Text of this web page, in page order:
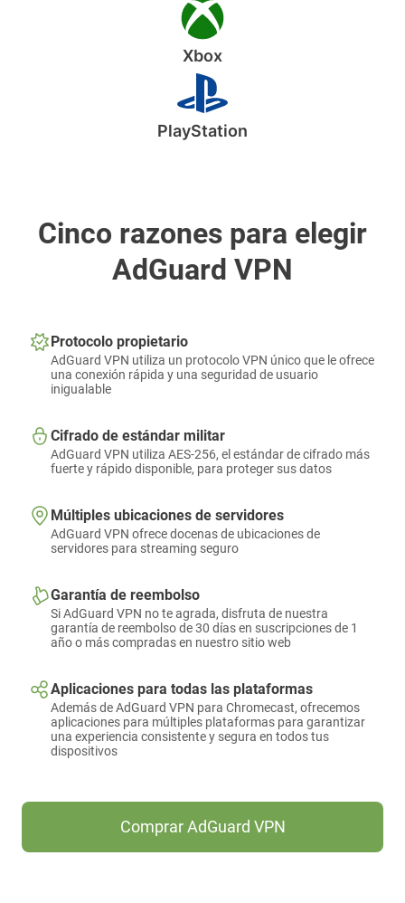
Xbox
PlayStation
Cinco razones para elegir
AdGuard VPN
Protocolo propietario
AdGuard VPN utiliza un protocolo VPN único que le ofrece
una conexión rápida y una seguridad de usuario
inigualable
Cifrado de estándar militar
AdGuard VPN utiliza AES-256, el estándar de cifrado más
fuerte y rápido disponible, para proteger sus datos
Múltiples ubicaciones de servidores
AdGuard VPN ofrece docenas de ubicaciones de
servidores para streaming seguro
Garantía de reembolso
Si AdGuard VPN no te agrada, disfruta de nuestra
garantía de reembolso de 30 días en suscripciones de 1
año o más compradas en nuestro sitio web
Aplicaciones para todas las plataformas
Además de AdGuard VPN para Chromecast, ofrecemos
aplicaciones para múltiples plataformas para garantizar
una experiencia consistente y segura en todos tus
dispositivos
Comprar AdGuard VPN